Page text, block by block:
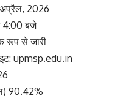
अप्रैल, 2026
4:00 बजे
रूप से जारी
upmsp.edu.in
90.42%